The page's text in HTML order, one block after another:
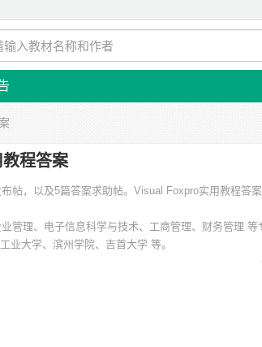
程答案
帖，以及5篇答案求助帖。 Visual Foxpro实用教程答
管理、电子信息科学与技术、工商管理、财务管理 等
业大学、滨州学院、吉首大学 等。